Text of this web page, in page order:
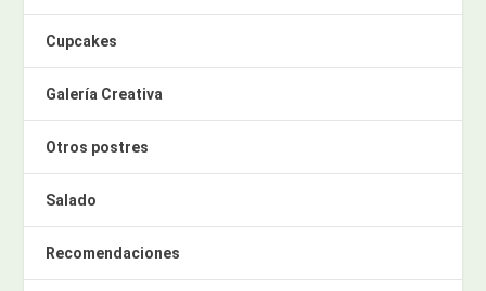
Cupcakes
Galería Creativa
Otros postres
Salado
Recomendaciones